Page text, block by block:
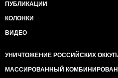
ПУБЛИКАЦИИ
КОЛОНКИ
ВИДЕО
УНИЧТОЖЕНИЕ РОССИЙСКИХ
МАССИРОВАННЫЙ